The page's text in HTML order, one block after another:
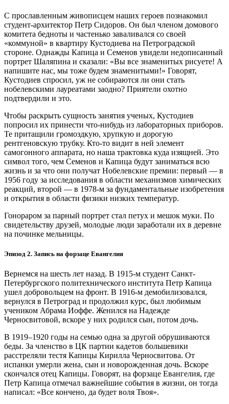
С прославленным живописцем наших героев познакомил
студент-архитектор Петр Сидоров. Он был членом домового
комитета бедноты и частенько заваливался со своей
«коммуной» в квартиру Кустодиева на Петроградской
стороне. Однажды Капица и Семенов увидели недописанный
портрет Шаляпина и сказали: «Вы все знаменитых рисуете! А
напишите нас, мы тоже будем знаменитыми!» Говорят,
Кустодиев спросил, уж не собираются ли они стать
нобелевскими лауреатами заодно? Приятели охотно
подтвердили и это.
Чтобы раскрыть сущность занятия ученых, Кустодиев
попросил их принести что‑нибудь из лабораторных приборов.
Те притащили громоздкую, хрупкую и дорогую
рентгеновскую трубку. Кто‑то видит в ней элемент
самогонного аппарата, но наша трактовка куда изящней. Это
символ того, чем Семенов и Капица будут заниматься всю
жизнь и за что они получат Нобелевские премии: первый — ​в
1956 году за исследования в области механизмов химических
реакций, второй — ​в 1978‑м за фундаментальные изобретения
и открытия в области физики низких температур.
Гонораром за парный портрет стал петух и мешок муки. По
свидетельству друзей, молодые люди заработали их в деревне
на починке мельницы.
Эпизод 2. Запись на форзаце Евангелия
Вернемся на шесть лет назад. В 1915‑м студент Санкт-
Петербургского политехнического института Петр Капица
ушел добровольцем на фронт. В 1916‑м демобилизовался,
вернулся в Петроград и продолжил курс, был любимым
учеником Абрама Иоффе. Женился на Надежде
Черносвитовой, вскоре у них родился сын, потом дочь.
В 1919–1920 годы на семью одна за другой обрушиваются
беды. За членство в ЦК партии кадетов большевики
расстреляли тестя Капицы Кирилла Черносвитова. От
испанки умерли жена, сын и новорожденная дочь. Вскоре
скончался отец Капицы. Говорят, на форзаце Евангелия, где
Петр Капица отмечал важнейшие события в жизни, он тогда
написал: «Все кончено, да будет воля Твоя».